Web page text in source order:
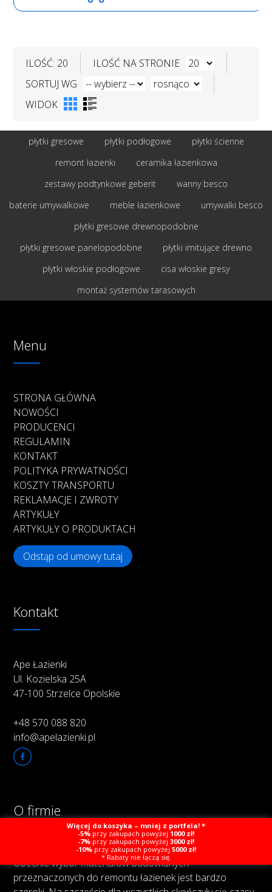
ILOŚĆ: 20
ILOŚĆ NA STRONIE
SORTUJ WG
WIDOK
płytki gresowe płytki podłogowe
płytki ścienne
remont łazienki
ceramika łazienkowa
zestawy podtynkowe geberit
wanny besco
baterie umywalkowe
meble łazienkowe
umywalki besco
płytki gresowe drewnopodobne
płytki gresowe panelopodobne
płytki imitujące drewno
płytki włoskie podłogowe
cisa włoskie gresy
montaż systemów tarasowych
Menu
STRONA GŁÓWNA
NOWOŚCI
PRODUCENCI
REGULAMIN
KONTAKT
POLITYKA PRYWATNOŚCI
KOSZTY TRANSPORTU
REKLAMACJE I ZWROTY
ARTYKUŁY
ARTYKUŁY O PRODUKTACH
Odstąp od umowy tutaj
Kontakt
Ape Łazienki
Ul. Kozielska 25A
47-100 Strzelce Opolskie
+48 570 088 820
info@apelazienki.pl
O firmie
Obecnie wybór materiałów budowlanych
przeznaczonych do remontu łazienek jest bardzo
Więcej do koszyka – mniej z portfela! *
-5% przy zakupach powyżej 1000 zł!
-7% przy zakupach powyżej 3000 zł!
-10% przy zakupach powyżej 5000 zł!
* Rabaty nie łączą się.